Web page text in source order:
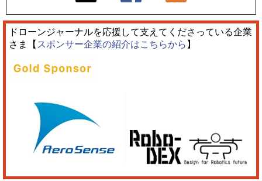
ドローンジャーナルを応援して支えてくださっている企業
さま【 スポンサー企業の紹介はこちらから 】